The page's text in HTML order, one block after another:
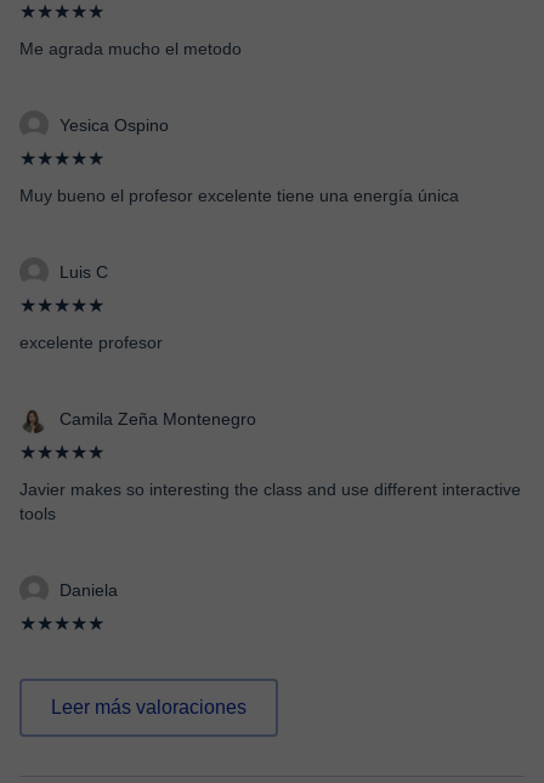
★★★★★
Me agrada mucho el metodo
Yesica Ospino
★★★★★
Muy bueno el profesor excelente tiene una energía única
Luis C
★★★★★
excelente profesor
Camila Zeña Montenegro
★★★★★
Javier makes so interesting the class and use different interactive
tools
Daniela
★★★★★
Leer más valoraciones